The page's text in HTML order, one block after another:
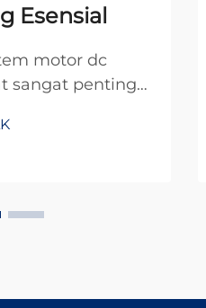
Esensial
motor dc
sangat penting
masa